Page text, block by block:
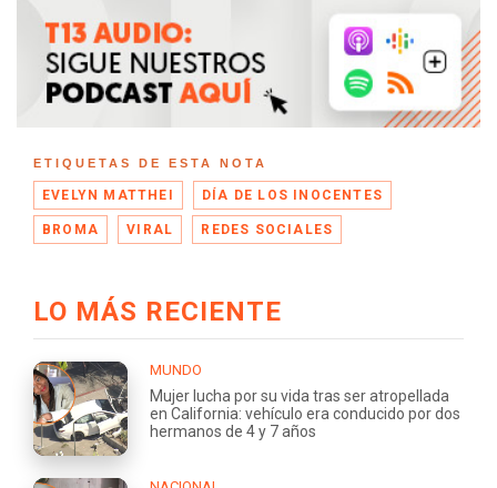
ETIQUETAS DE ESTA NOTA
EVELYN MATTHEI DÍA DE LOS INOCENTES
BROMA VIRAL REDES SOCIALES
LO MÁS RECIENTE
MUNDO
Mujer lucha por su vida tras ser atropellada
en California: vehículo era conducido por dos
hermanos de 4 y 7 años